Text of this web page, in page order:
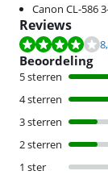
Canon CL-586
Reviews
Beoordeling is 8,0 van
Beoordeling
5 sterren
4 sterren
3 sterren
2 sterren
1 ster